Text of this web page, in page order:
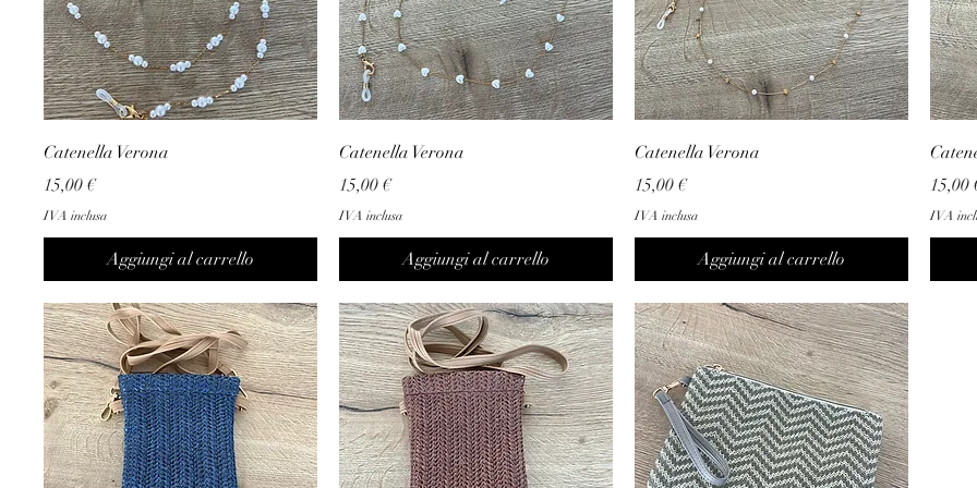
Catenella Verona
Prezzo
15,00 €
IVA inclusa
Aggiungi al carrello
Catenella Verona
Prezzo
15,00 €
IVA inclusa
Aggiungi al carrello
Catenella Verona
Prezzo
15,00 €
IVA inclusa
Aggiungi al carrello
15,00
IVA